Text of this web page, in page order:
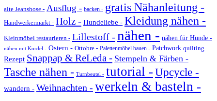
alte Jeanshose - Ausflug - backen - gratis Nähanleitung -
Handwerkermarkt - Holz - Hundeliebe - Kleidung nähen -
Kleinmöbel restaurieren - Lillestoff - nähen - nähen für Hunde -
nähen mit Kordel - Ostern - Ottobre - Palettenmöbel bauen - Patchwork quilting
Rezept Snappap & ReLeda - Stempeln & Färben -
Tasche nähen - Turnbeutel - tutorial -Upcycle -
wandern - Weihnachten - werkeln & basteln -